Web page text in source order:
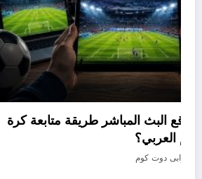
كيف غيّرت مواقع البث المباشر
القدم في العالم العربي؟
19 مايو، 2026